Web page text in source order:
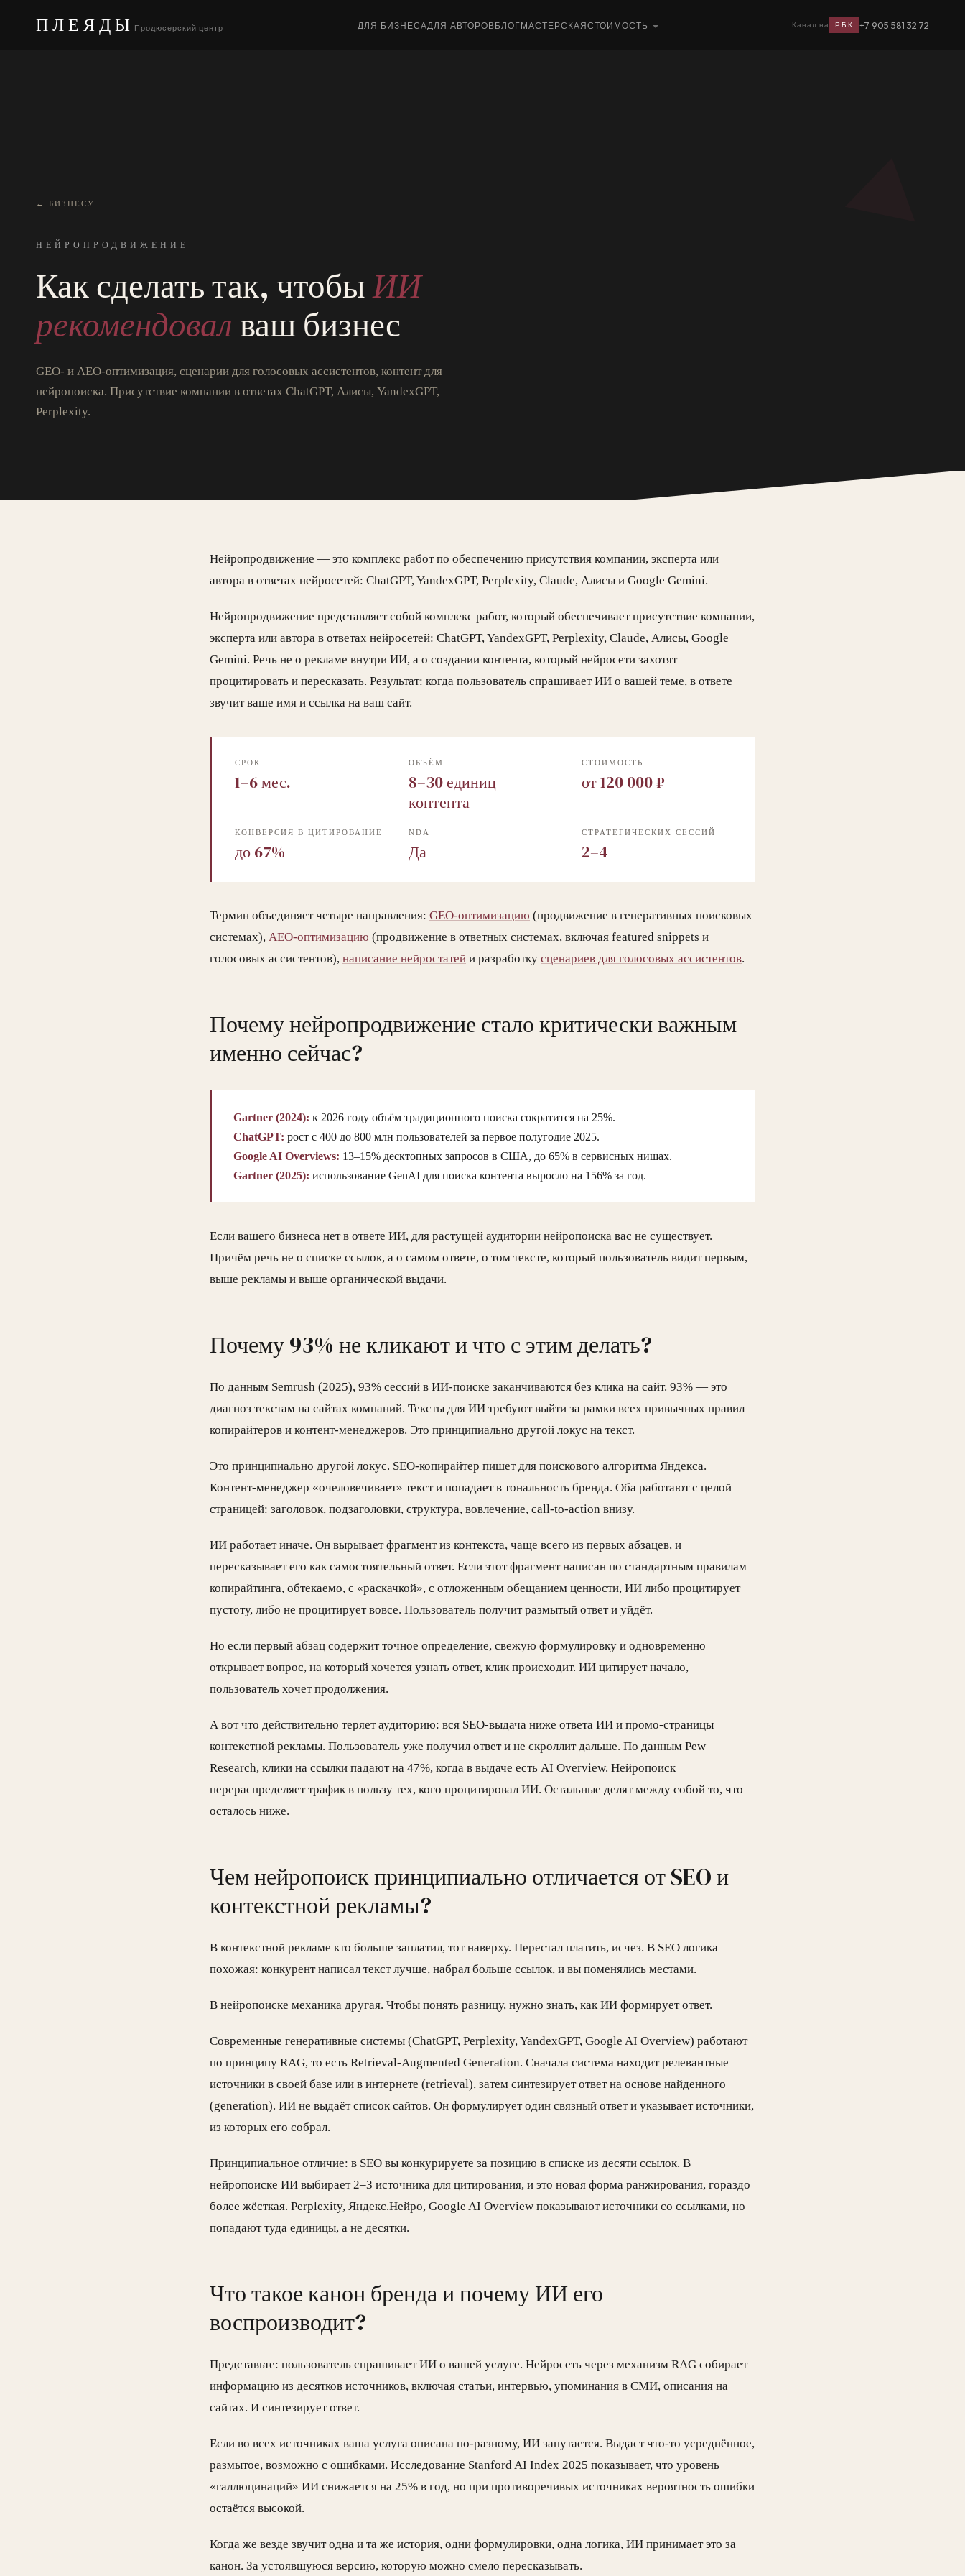
ПЛЕЯДЫ Продюсерский центр ДЛЯ БИЗНЕСАДЛЯ АВТОРОВБЛОГМАСТЕРСКАЯСТОИМОСТЬ Канал на РБК +7 905 581 32 72
← БИЗНЕСУ
НЕЙРОПРОДВИЖЕНИЕ
Как сделать так, чтобыИИ
рекомендовалваш бизнес
GEO- и AEO-оптимизация, сценарии для голосовых ассистентов, контент для
нейропоиска. Присутствие компании в ответах ChatGPT, Алисы, YandexGPT,
Perplexity.
Нейропродвижение — это комплекс работ по обеспечению присутствия компании, эксперта или
автора в ответах нейросетей: ChatGPT, YandexGPT, Perplexity, Claude, Алисы и Google Gemini.
Нейропродвижение представляет собой комплекс работ, который обеспечивает присутствие компании,
эксперта или автора в ответах нейросетей: ChatGPT, YandexGPT, Perplexity, Claude, Алисы, Google
Gemini. Речь не о рекламе внутри ИИ, а о создании контента, который нейросети захотят
процитировать и пересказать. Результат: когда пользователь спрашивает ИИ о вашей теме, в ответе
звучит ваше имя и ссылка на ваш сайт.
СРОК
1–6 мес.
ОБЪЁМ
8–30 единиц
контента
СТОИМОСТЬ
от 120 000 ₽
КОНВЕРСИЯ В ЦИТИРОВАНИЕ
до 67%
NDA
Да
СТРАТЕГИЧЕСКИХ СЕССИЙ
2–4
Термин объединяет четыре направления: GEO-оптимизацию (продвижение в генеративных поисковых
системах), AEO-оптимизацию (продвижение в ответных системах, включая featured snippets и
голосовых ассистентов), написание нейростатей и разработку сценариев для голосовых ассистентов.
Почему нейропродвижение стало критически важным
именно сейчас?
Gartner (2024): к 2026 году объём традиционного поиска сократится на 25%.
ChatGPT: рост с 400 до 800 млн пользователей за первое полугодие 2025.
Google AI Overviews: 13–15% десктопных запросов в США, до 65% в сервисных нишах.
Gartner (2025): использование GenAI для поиска контента выросло на 156% за год.
Если вашего бизнеса нет в ответе ИИ, для растущей аудитории нейропоиска вас не существует.
Причём речь не о списке ссылок, а о самом ответе, о том тексте, который пользователь видит первым,
выше рекламы и выше органической выдачи.
Почему 93% не кликают и что с этим делать?
По данным Semrush (2025), 93% сессий в ИИ-поиске заканчиваются без клика на сайт. 93% — это
диагноз текстам на сайтах компаний. Тексты для ИИ требуют выйти за рамки всех привычных правил
копирайтеров и контент-менеджеров. Это принципиально другой локус на текст.
Это принципиально другой локус. SEO-копирайтер пишет для поискового алгоритма Яндекса.
Контент-менеджер «очеловечивает» текст и попадает в тональность бренда. Оба работают с целой
страницей: заголовок, подзаголовки, структура, вовлечение, call-to-action внизу.
ИИ работает иначе. Он вырывает фрагмент из контекста, чаще всего из первых абзацев, и
пересказывает его как самостоятельный ответ. Если этот фрагмент написан по стандартным правилам
копирайтинга, обтекаемо, с «раскачкой», с отложенным обещанием ценности, ИИ либо процитирует
пустоту, либо не процитирует вовсе. Пользователь получит размытый ответ и уйдёт.
Но если первый абзац содержит точное определение, свежую формулировку и одновременно
открывает вопрос, на который хочется узнать ответ, клик происходит. ИИ цитирует начало,
пользователь хочет продолжения.
А вот что действительно теряет аудиторию: вся SEO-выдача ниже ответа ИИ и промо-страницы
контекстной рекламы. Пользователь уже получил ответ и не скроллит дальше. По данным Pew
Research, клики на ссылки падают на 47%, когда в выдаче есть AI Overview. Нейропоиск
перераспределяет трафик в пользу тех, кого процитировал ИИ. Остальные делят между собой то, что
осталось ниже.
Чем нейропоиск принципиально отличается от SEO и
контекстной рекламы?
В контекстной рекламе кто больше заплатил, тот наверху. Перестал платить, исчез. В SEO логика
похожая: конкурент написал текст лучше, набрал больше ссылок, и вы поменялись местами.
В нейропоиске механика другая. Чтобы понять разницу, нужно знать, как ИИ формирует ответ.
Современные генеративные системы (ChatGPT, Perplexity, YandexGPT, Google AI Overview) работают
по принципу RAG, то есть Retrieval-Augmented Generation. Сначала система находит релевантные
источники в своей базе или в интернете (retrieval), затем синтезирует ответ на основе найденного
(generation). ИИ не выдаёт список сайтов. Он формулирует один связный ответ и указывает источники,
из которых его собрал.
Принципиальное отличие: в SEO вы конкурируете за позицию в списке из десяти ссылок. В
нейропоиске ИИ выбирает 2–3 источника для цитирования, и это новая форма ранжирования, гораздо
более жёсткая. Perplexity, Яндекс.Нейро, Google AI Overview показывают источники со ссылками, но
попадают туда единицы, а не десятки.
Что такое канон бренда и почему ИИ его
воспроизводит?
Представьте: пользователь спрашивает ИИ о вашей услуге. Нейросеть через механизм RAG собирает
информацию из десятков источников, включая статьи, интервью, упоминания в СМИ, описания на
сайтах. И синтезирует ответ.
Если во всех источниках ваша услуга описана по-разному, ИИ запутается. Выдаст что-то усреднённое,
размытое, возможно с ошибками. Исследование Stanford AI Index 2025 показывает, что уровень
«галлюцинаций» ИИ снижается на 25% в год, но при противоречивых источниках вероятность ошибки
остаётся высокой.
Когда же везде звучит одна и та же история, одни формулировки, одна логика, ИИ принимает это за
канон. За устоявшуюся версию, которую можно смело пересказывать.